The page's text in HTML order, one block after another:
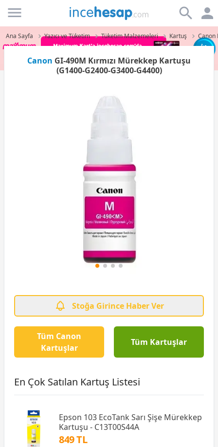
Incehesap
Ana Sayfa Yazıcı ve Tüketim Tüketim Malzemeleri Kartuş Canon
Canon GI-490M Kırmızı Mürekkep Kartuşu
(G1400-G2400-G3400-G4400)
Stoğa Girince Haber Ver
Tüm Canon
Kartuşlar
Tüm Kartuşlar
En Çok Satılan Kartuş Listesi
Epson 103 EcoTank Sarı Şişe Mürekkep
Kartuşu - C13T00S44A
849 TL